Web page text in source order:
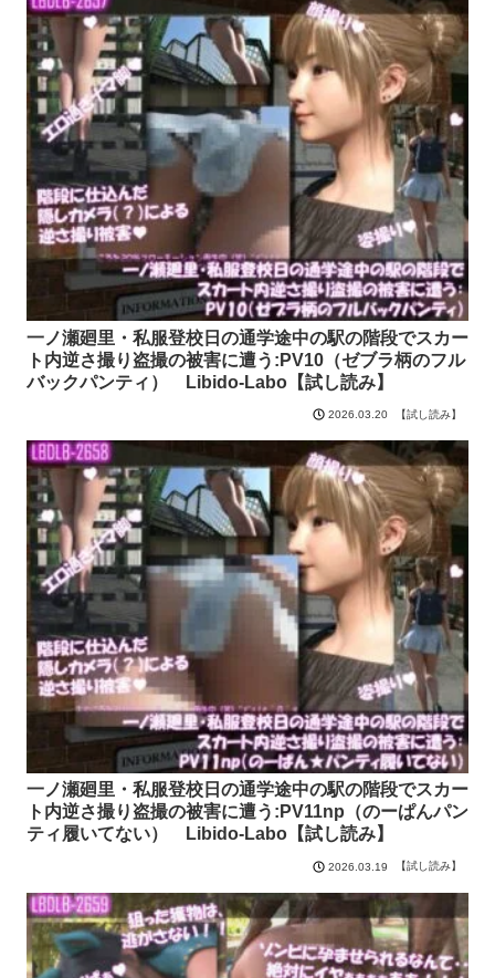
一ノ瀬廻里・私服登校日の通学途中の駅の階段でスカー
ト内逆さ撮り盗撮の被害に遭う:PV10（ゼブラ柄のフル
バックパンティ） Libido-Labo【試し読み】
2026.03.20 【試し読み】
一ノ瀬廻里・私服登校日の通学途中の駅の階段でスカー
ト内逆さ撮り盗撮の被害に遭う:PV11np（のーぱんパン
ティ履いてない） Libido-Labo【試し読み】
2026.03.19 【試し読み】